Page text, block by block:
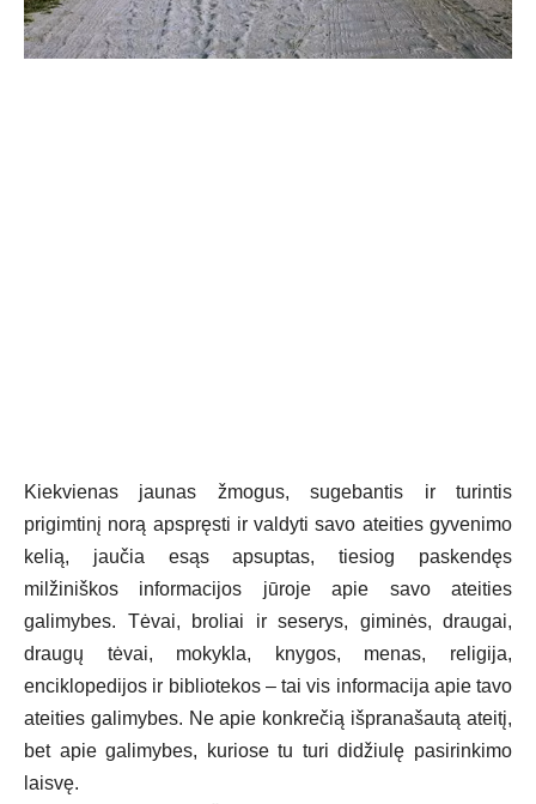
Kiekvienas jaunas žmogus, sugebantis ir turintis
prigimtinį norą apspręsti ir valdyti savo ateities gyvenimo
kelią, jaučia esąs apsuptas, tiesiog paskendęs
milžiniškos informacijos jūroje apie savo ateities
galimybes. Tėvai, broliai ir seserys, giminės, draugai,
draugų tėvai, mokykla, knygos, menas, religija,
enciklopedijos ir bibliotekos – tai vis informacija apie tavo
ateities galimybes. Ne apie konkrečią išpranašautą ateitį,
bet apie galimybes, kuriose tu turi didžiulę pasirinkimo
laisvę.